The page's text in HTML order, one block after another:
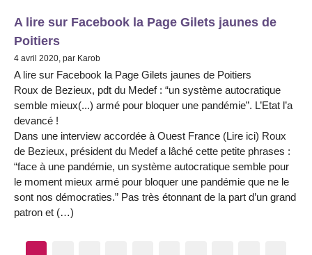
A lire sur Facebook la Page Gilets jaunes de
Poitiers
4 avril 2020, par Karob
A lire sur Facebook la Page Gilets jaunes de Poitiers
Roux de Bezieux, pdt du Medef : “un système autocratique
semble mieux(...) armé pour bloquer une pandémie”. L’Etat l’a
devancé !
Dans une interview accordée à Ouest France (Lire ici) Roux
de Bezieux, président du Medef a lâché cette petite phrases :
“face à une pandémie, un système autocratique semble pour
le moment mieux armé pour bloquer une pandémie que ne le
sont nos démocraties.” Pas très étonnant de la part d’un grand
patron et (…)